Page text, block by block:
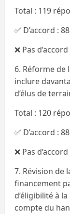
Total : 119
✅ D’accord :
❌ Pas
6. Réforme de
inclure
d’élus de
Total : 120
✅ D’accord :
❌ Pas
7. Révision de
financement
d’éligibilité à
compte du